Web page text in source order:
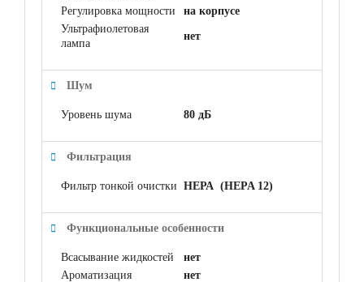
Регулировка мощности
на корпусе
Ультрафиолетовая
лампа
нет
Шум
Уровень шума 80 дБ
Фильтрация
Фильтр тонкой очистки НЕРА (HEPA 12)
Функциональные особенности
Всасывание жидкостей
нет
Ароматизация
нет